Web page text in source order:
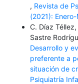
, Revista de
(2021):
C. Díaz
Sastre
Desarrollo y
preferente a
situación de
Psiquiatría